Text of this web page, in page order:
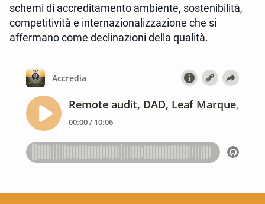
schemi di accreditamento ambiente, sostenibilità,
competitività e internazionalizzazione che si
affermano come declinazioni della qualità.